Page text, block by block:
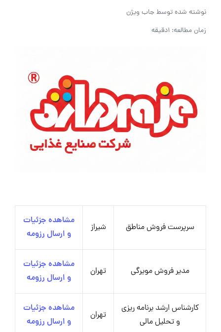
نوشته شده توسطجاب ویژن
زمان مطالعه: 1دقیقه
سرپرست فروش مناطق شیراز
مشاهده جزئیات
و ارسال رزومه
مدیر فروش مویرگی تهران
مشاهده جزئیات
و ارسال رزومه
کارشناس ارشد برنامه ریزی
و تحلیل مالی
تهران
مشاهده جزئیات
و ارسال رزومه